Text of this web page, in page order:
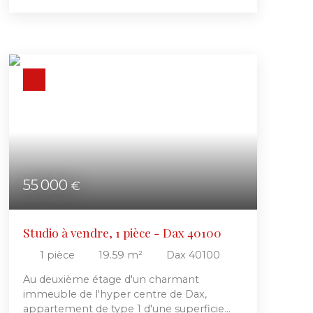
pour plus d'informations !
55 000€
Studio à vendre, 1 pièce - Dax 40100
1 pièce 19.59 m²
Dax 40100
Au deuxième étage d'un charmant
immeuble de l'hyper centre de Dax,
appartement de type 1 d'une superficie